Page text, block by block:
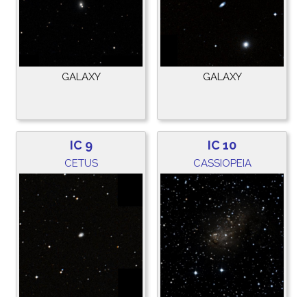
GALAXY GALAXY
IC 9
CETUS
IC 10
CASSIOPEIA